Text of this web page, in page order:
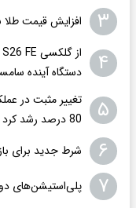
۳ افزایش قیمت طلا
۴
دستگاه آینده
۵
تغییر مثبت در
80 درصد رشد کرد
۶ شرط جدید برای
۷ پلی‌استیشن‌های